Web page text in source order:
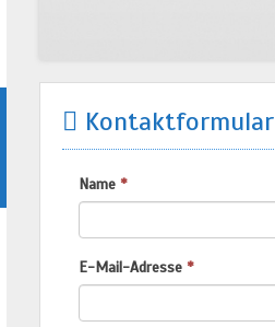
Kontaktformular
Name *
E-Mail-Adresse *